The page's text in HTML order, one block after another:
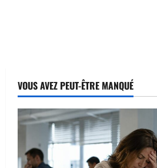
VOUS AVEZ PEUT-ÊTRE MANQUÉ